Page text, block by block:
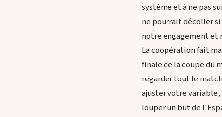
système et à ne pas
ne pourrait décoller
notre engagement et
La coopération fait
finale de la coupe du
regarder tout le
ajuster votre
louper un but de